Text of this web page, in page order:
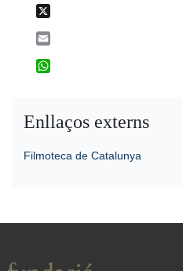
Enllaços externs
Filmoteca de Catalunya